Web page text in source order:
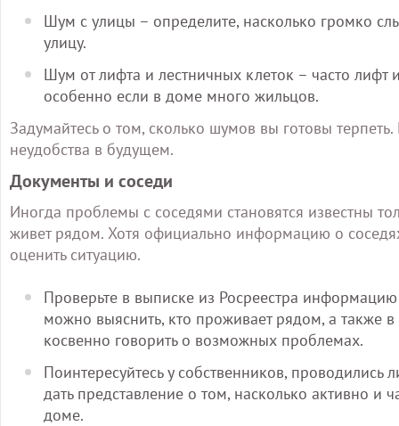
Шум с улицы – определите, насколько громко
улицу.
Шум от лифта и лестничных клеток – часто
особенно если в доме много жильцов.
Задумайтесь о том, сколько шумов вы готовы
неудобства в будущем.
Документы и соседи
Иногда проблемы с соседями становятся известны
живет рядом. Хотя официально информацию о
оценить ситуацию.
Проверьте в выписке из Росреестра
можно выяснить, кто проживает рядом, а также
косвенно говорить о возможных проблемах.
Поинтересуйтесь у собственников,
дать представление о том, насколько активно
доме.